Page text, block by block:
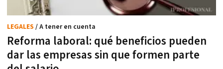
Reforma laboral: qué beneficios pueden
dar las empresas sin que formen parte
LEGALES / A tener en cuenta